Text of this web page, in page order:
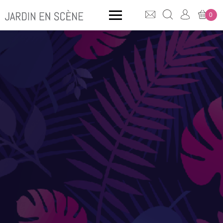
CLICK & COLLECT
MOBILIER OUTDOOR
Rangements
ACCESSOIRES
0
QUE CHERCHEZ-VOUS ?